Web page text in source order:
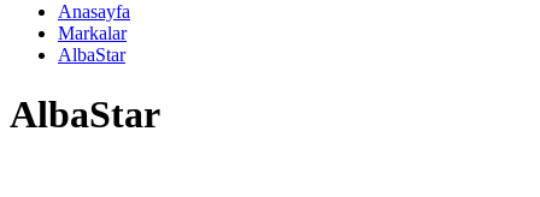
Anasayfa
Markalar
AlbaStar
AlbaStar